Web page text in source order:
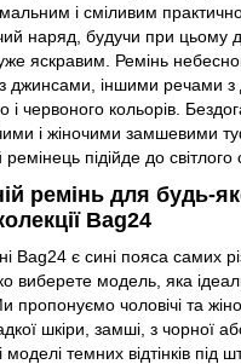
і сміливим
наряд, будучи при цьому
яскравим. Ремінь
джинсами, іншими речами з
і червоного кольорів.
і жіночими замшевими
підійде до світлого
ремінь для будь-
Bag24
Bag24 є сині пояса самих
виберете модель, яка
чоловічі та
шкіри, замші, з чорної
темних відтінків під